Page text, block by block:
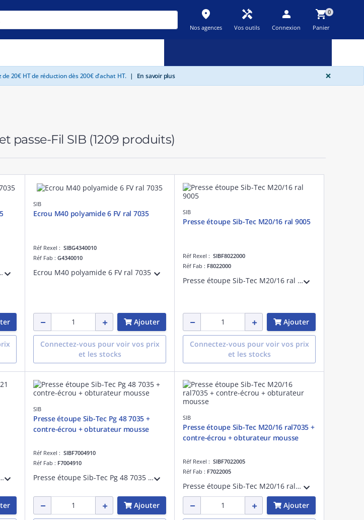
place
Nos agences
handyman
Vos outils
person
Connexion
shopping_cart0
Panier
20€ HT de réduction dès 200€ d'achat HT. | En savoir plus ×
passe-Fil SIB (1209 produits)
16 ral7035
SIB
Ecrou M40 polyamide 6 FV ral 7035
Réf Rexel : SIBG4340010
Réf Fab : G4340010
Ecrou M40 polyamide 6 FV ral 7035
Ajouter
Connectez-vous pour voir vos prix
et les stocks
SIB
Presse étoupe Sib-Tec M20/16 ral 9005
Réf Rexel : SIBF8022000
Réf Fab : F8022000
Presse étoupe Sib-Tec M20/16 ral 9005
Ajouter
Connectez-vous pour voir vos prix
et les stocks
élargie Pg 21 polyamide 6 7035 obturé
SIB
Presse étoupe Sib-Tec Pg 48 7035 +
contre-écrou + obturateur mousse
Réf Rexel : SIBF7004910
Réf Fab : F7004910
Presse étoupe Sib-Tec Pg 48 7035 + contre-écrou + obturateur mousse
Ajouter
SIB
Presse étoupe Sib-Tec M20/16 ral7035 +
contre-écrou + obturateur mousse
Réf Rexel : SIBF7022005
Réf Fab : F7022005
Presse étoupe Sib-Tec M20/16 ral7035 + contre-écrou + obturateur mousse
Ajouter